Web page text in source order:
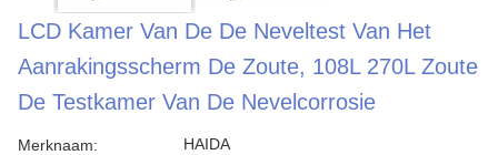
LCD Kamer Van De De Neveltest Van Het
Aanrakingsscherm De Zoute, 108L 270L Zoute
De Testkamer Van De Nevelcorrosie
Merknaam: HAIDA